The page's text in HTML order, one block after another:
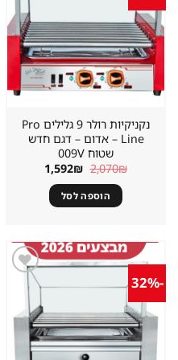
במועדפים
נקניקיות רולר 9 גלילים Pro
Line – אדום – דגם חדש
שטוח 009V
2,070₪ המחיר
המקורי
היה:
2,070₪.
1,592₪ המחיר
הוספה לסל
-32%
במועדפים